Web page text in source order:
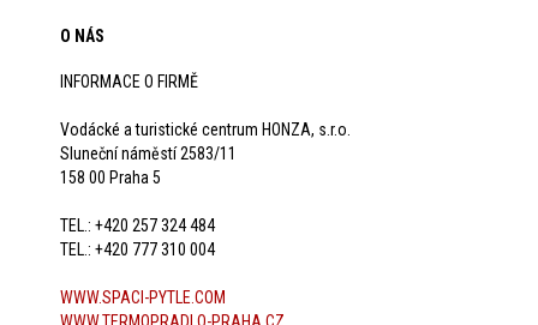
O NÁS
INFORMACE O FIRMĚ
Vodácké a turistické centrum HONZA, s.r.o.
Sluneční náměstí 2583/11
158 00 Praha 5
TEL.: +420 257 324 484
TEL.: +420 777 310 004
WWW.SPACI-PYTLE.COM